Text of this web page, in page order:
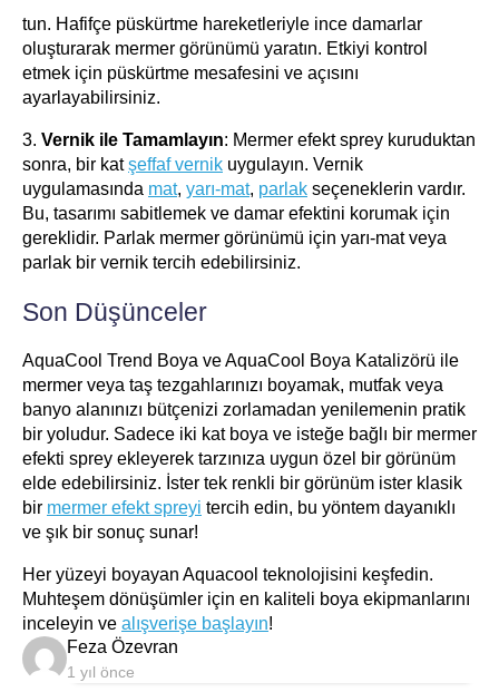
tun. Hafifçe püskürtme hareketleriyle ince damarlar
oluşturarak mermer görünümü yaratın. Etkiyi kontrol
etmek için püskürtme mesafesini ve açısını
ayarlayabilirsiniz.
3. Vernik ile Tamamlayın: Mermer efekt sprey kuruduktan
sonra, bir katşeffaf vernik uygulayın. Vernik
uygulamasında mat, yarı-mat, parlak seçeneklerin vardır.
Bu, tasarımı sabitlemek ve damar efektini korumak için
gereklidir. Parlak mermer görünümü için yarı-mat veya
parlak bir vernik tercih edebilirsiniz.
Son Düşünceler
AquaCool Trend Boya ve AquaCool Boya Katalizörü ile
mermer veya taş tezgahlarınızı boyamak, mutfak veya
banyo alanınızı bütçenizi zorlamadan yenilemenin pratik
bir yoludur. Sadece iki kat boya ve isteğe bağlı bir mermer
efekti sprey ekleyerek tarzınıza uygun özel bir görünüm
elde edebilirsiniz. İster tek renkli bir görünüm ister klasik
bir mermer efekt spreyi tercih edin, bu yöntem dayanıklı
ve şık bir sonuç sunar!
Her yüzeyi boyayan Aquacool teknolojisini keşfedin.
Muhteşem dönüşümler için en kaliteli boya ekipmanlarını
inceleyin ve alışverişe başlayın!
Feza Özevran
1 yıl önce